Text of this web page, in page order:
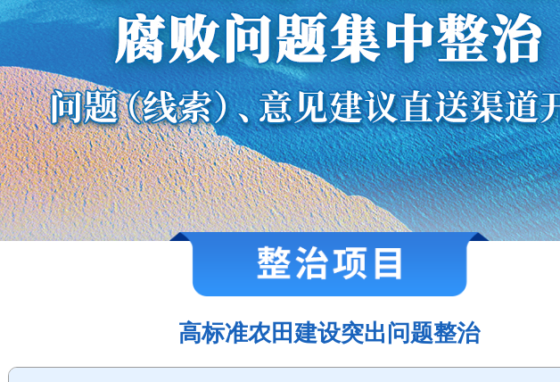
高标准农田建设突出问题整治